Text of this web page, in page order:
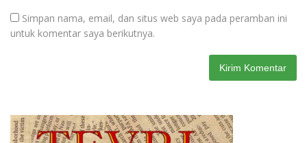
Simpan nama, email, dan situs web saya pada peramban ini
untuk komentar saya berikutnya.